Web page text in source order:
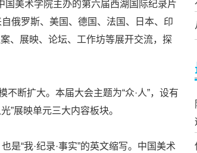
美术学院主办的第六届西湖国际纪录片
俄罗斯、美国、德国、法国、日本、印
、展映、论坛、工作坊等展开交流，探
断扩大。本届大会主题为“众·人”，设有
”展映单元三大内容板块。
是“我·纪录·事实”的英文缩写。中国美术